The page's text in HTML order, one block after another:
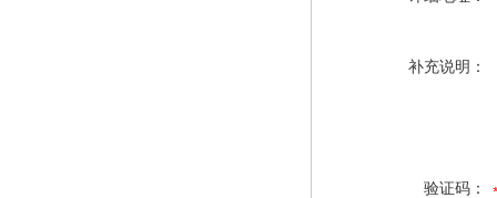
补充说明：
验证码：